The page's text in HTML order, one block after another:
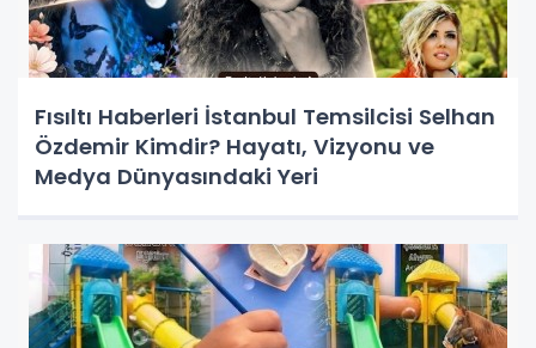
Fısıltı Haberleri İstanbul Temsilcisi Selhan
Özdemir Kimdir? Hayatı, Vizyonu ve
Medya Dünyasındaki Yeri